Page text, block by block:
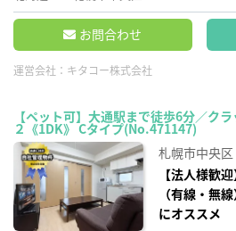
お問合わせ
運営会社： キタコー株式会社
【ペット可】大通駅まで徒歩6分／ク
２《1DK》 Cタイプ(No.471147)
札幌市中央区
【法人様歓
（有線・無
にオススメ